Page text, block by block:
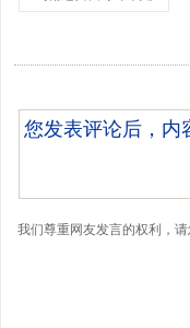
我们尊重网友发言的权利，请